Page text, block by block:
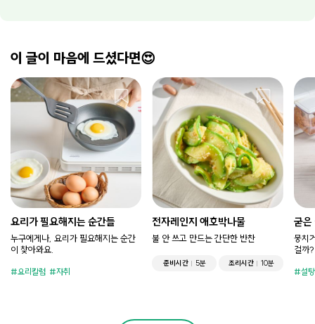
이 글이 마음에 드셨다면😍
요리가 필요해지는 순간들
누구에게나, 요리가 필요해지는 순간
이 찾아와요.
요리칼럼 자취
전자레인지 애호박나물
불 안 쓰고 만드는 간단한 반찬
준비시간 5분 조리시간 10분
굳은
뭉치
걸까?
설탕